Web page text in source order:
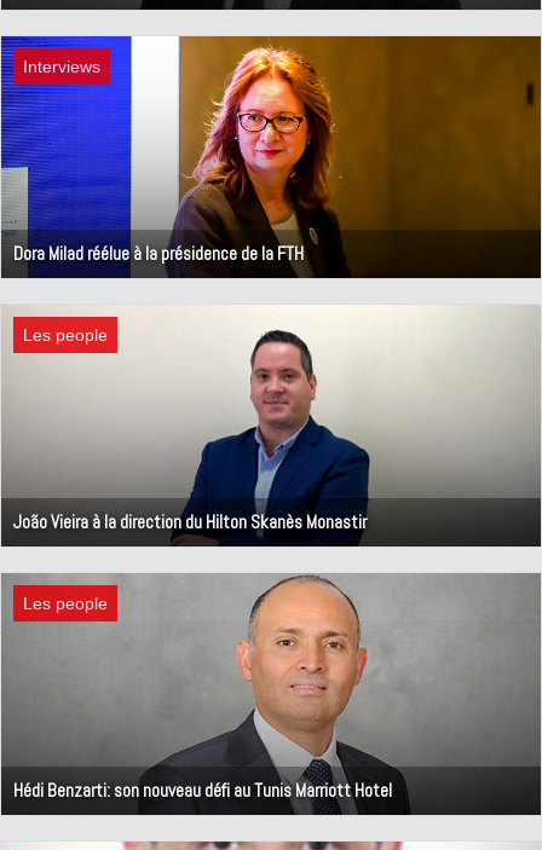
Interviews
Dora Milad réélue à la présidence de la FTH
Les people
João Vieira à la direction du Hilton Skanès Monastir
Les people
Hédi Benzarti: son nouveau défi au Tunis Marriott Hotel